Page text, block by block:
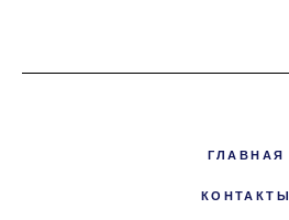
ГЛАВНАЯ
КОНТАКТЫ